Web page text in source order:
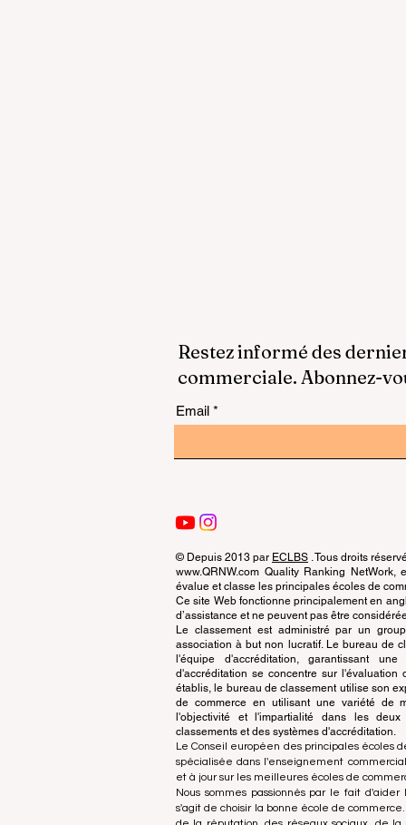
Restez informé des
commerciale. Abonnez-
Email
© Depuis 2013 par ECLBS . Tous droits
www.QRNW.com Quality Ranking
évalue et classe les principales écoles de
Ce site Web fonctionne principalement en
d’assistance et ne peuvent pas être
Le classement est administré par un
association à but non lucratif. Le bureau de
l'équipe d'accréditation, garantissant
d'accréditation se concentre sur
établis, le bureau de classement utilise son
de commerce en utilisant une variété de
l'objectivité et l'impartialité dans les
classements et des systèmes d'accréditation.
Le Conseil européen des principales écoles
spécialisée dans l'enseignement
et à jour sur les meilleures écoles de
Nous sommes passionnés par le fait
s'agit de choisir la bonne école de